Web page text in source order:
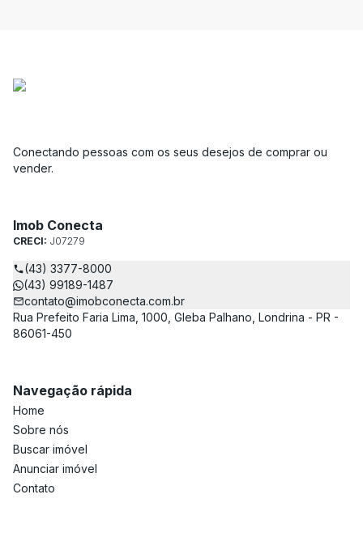
Conectando pessoas com os seus desejos de comprar ou
vender.
Imob Conecta
CRECI: J07279
(43) 3377-8000
(43) 99189-1487
contato@imobconecta.com.br
Rua Prefeito Faria Lima, 1000, Gleba Palhano, Londrina - PR -
86061-450
Navegação rápida
Home
Sobre nós
Buscar imóvel
Anunciar imóvel
Contato